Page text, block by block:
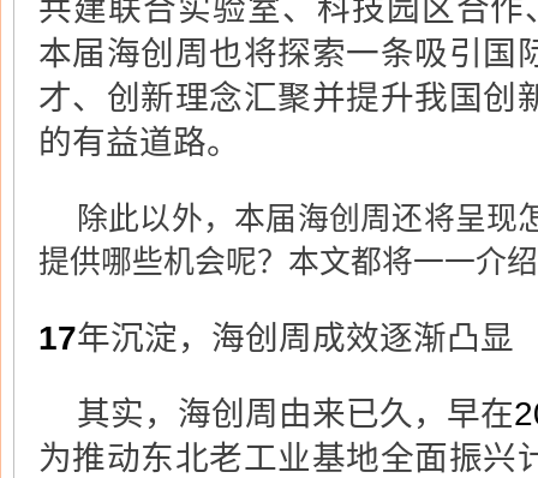
共建联合实验室、科技园区合作
本届海创周也将探索一条吸引国
才、创新理念汇聚并提升我国创
的有益道路。
除此以外，本届海创周还将呈现
提供哪些机会呢？本文都将一一介
17年沉淀，海创周成效逐渐凸显
其实，海创周由来已久，早在
为推动东北老工业基地全面振兴